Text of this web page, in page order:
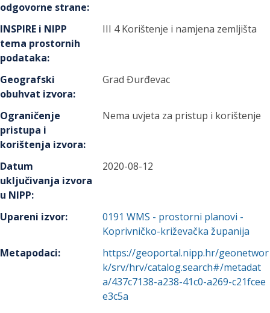
odgovorne strane:
INSPIRE i NIPP
tema prostornih
podataka:
III 4 Korištenje i namjena zemljišta
Geografski
obuhvat izvora:
Grad Đurđevac
Ograničenje
pristupa i
korištenja izvora:
Nema uvjeta za pristup i korištenje
Datum
uključivanja izvora
u NIPP:
2020-08-12
Upareni izvor: 0191 WMS - prostorni planovi -
Koprivničko-križevačka županija
Metapodaci:
https://geoportal.nipp.hr/geonetwor
k/srv/hrv/catalog.search#/metadat
a/437c7138-a238-41c0-a269-c21fcee
e3c5a